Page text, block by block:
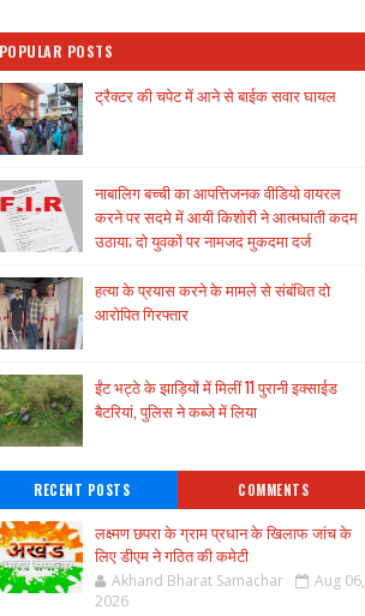
POPULAR POSTS
ट्रैक्टर की चपेट में आने से बाईक सवार घायल
नाबालिग बच्ची का आपत्तिजनक वीडियो वायरल
करने पर सदमे में आयी किशोरी ने आत्मघाती कदम
उठाया; दो युवकों पर नामजद मुकदमा दर्ज
हत्या के प्रयास करने के मामले से संबंधित दो
आरोपित गिरफ्तार
ईंट भट्ठे के झाड़ियों में मिलीं 11 पुरानी इक्साईड
बैटरियां, पुलिस ने कब्जे में लिया
RECENT POSTS COMMENTS
लक्ष्मण छपरा के ग्राम प्रधान के खिलाफ जांच के
लिए डीएम ने गठित की कमेटी
Akhand Bharat Samachar
Aug 06,
2026